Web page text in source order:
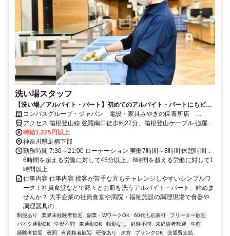
洗い場スタッフ
【洗い場／アルバイト・パート】初めてのアルバイト・パートにもピッ
タリ！未経験歓迎♪
コンパスグループ・ジャパン 電設・家具みやぎの保養所店
21018_p
アクセス 箱根登山線 強羅南口徒歩約27分、箱根登山ケーブル 強羅南
口徒歩約27分、箱根登山線 彫刻の森徒歩約27分
時給1,225円以上
神奈川県足柄下郡
勤務時間 7:30～21:00 ローテーション 実働7時間～8時間 休憩時間：
6時間を超える労働に対して45分以上、8時間を超える労働に対して1
時間以上
仕事内容 仕事内容 接客が苦手な方もチャレンジしやすいシンプルワ
ーク！社員食堂などで黙々とお皿を洗うアルバイト・パート、始めま
せんか？ 大手企業の社員食堂や病院・福祉施設の調理現場で食器や
調理器具の...
制服あり 業界未経験者歓迎 副業・WワークOK 60代も応募可
フリーター歓迎
バイク通勤OK
学歴不問 車通勤OK 転勤なし 経験不問 未経験者歓迎
午前
経験者歓迎
夜間 有資格者歓迎 研修あり 夕方 ブランクOK
交通費支給